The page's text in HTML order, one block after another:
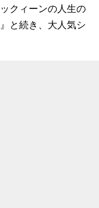
クィーンの人生の
』と続き、大人気シ